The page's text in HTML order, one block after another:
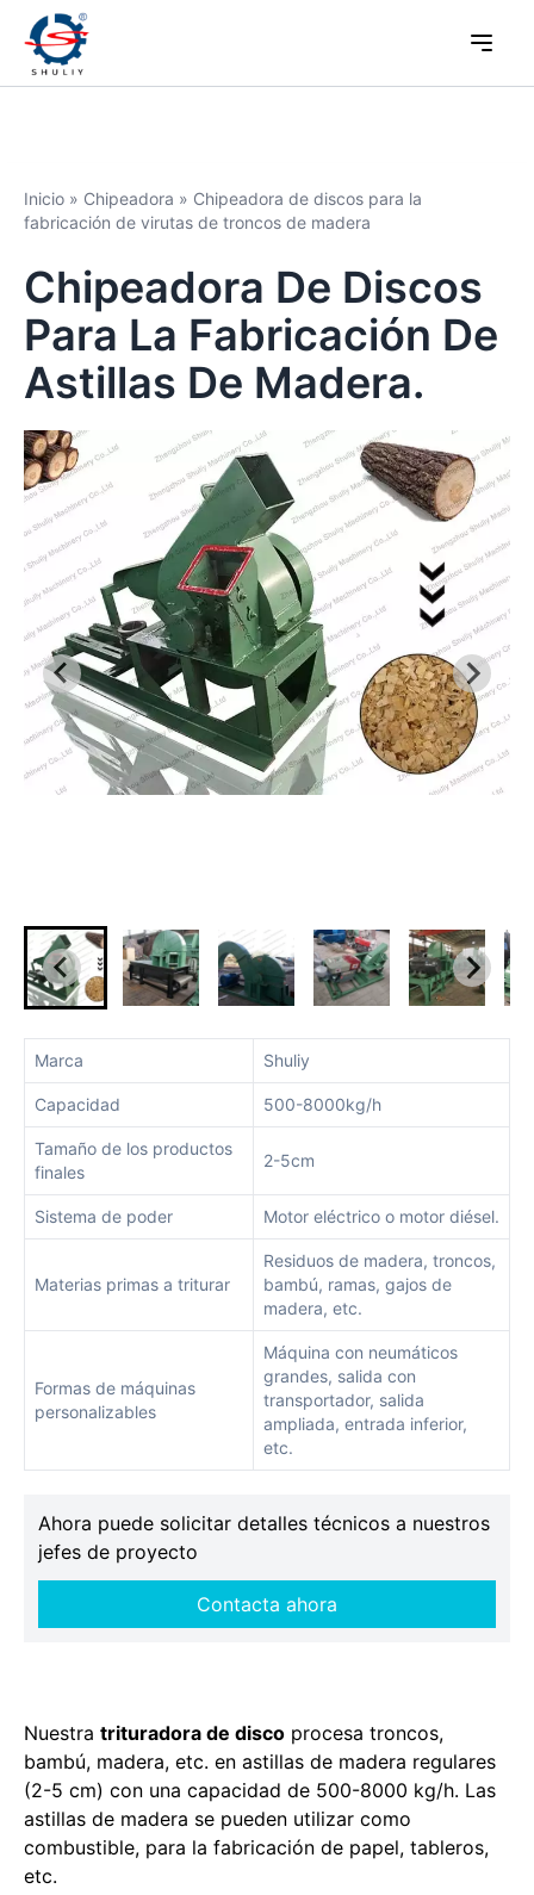
Inicio » Chipeadora » Chipeadora de discos para la
fabricación de virutas de troncos de madera
Chipeadora De Discos
Para La Fabricación De
Astillas De Madera.
Marca Shuliy
Capacidad 500-8000kg/h
Tamaño de los productos
finales
2-5cm
Sistema de poder Motor eléctrico o motor diésel.
Materias primas a triturar
Residuos de madera, troncos,
bambú, ramas, gajos de
madera, etc.
Formas de máquinas
personalizables
Máquina con neumáticos
grandes, salida con
transportador, salida
ampliada, entrada inferior,
etc.
Ahora puede solicitar detalles técnicos a nuestros
jefes de proyecto
Contacta ahora
Nuestra trituradora de disco procesa troncos,
bambú, madera, etc. en astillas de madera regulares
(2-5 cm) con una capacidad de 500-8000 kg/h. Las
astillas de madera se pueden utilizar como
combustible, para la fabricación de papel, tableros,
etc.